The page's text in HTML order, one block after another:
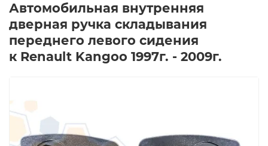
Автомобильная внутренняя
дверная ручка складывания
переднего левого сидения
к Renault Kangoo 1997г. - 2009г.